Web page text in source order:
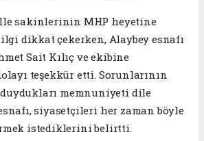
sakinlerinin MHP heyetine
dikkat çekerken, Alaybey esnafı
Sait Kılıç ve ekibine
teşekkür etti. Sorunlarının
memnuniyeti dile
siyasetçileri her zaman böyle
istediklerini belirtti.